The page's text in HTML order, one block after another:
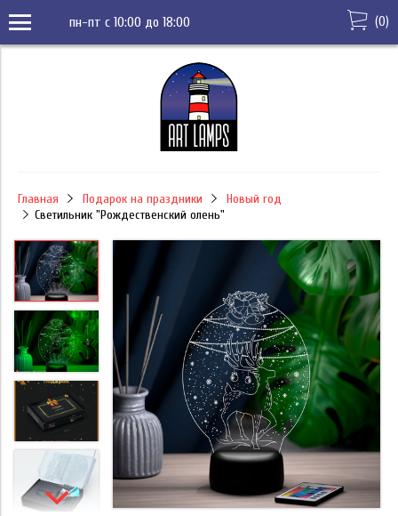
пн-пт с 10:00 до 18:00 (0)
Главная Подарок на праздники
Новый год
Светильник "Рождественский олень"